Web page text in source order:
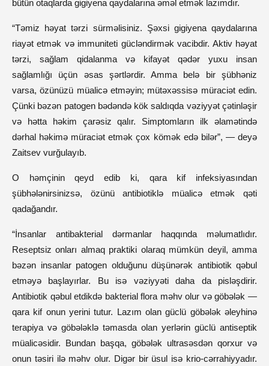
bütün otaqlarda gigiyena qaydalarına əməl etmək lazımdır.
“Təmiz həyat tərzi sürməlisiniz. Şəxsi gigiyena qaydalarına
riayət etmək və immuniteti gücləndirmək vacibdir. Aktiv həyat
tərzi, sağlam qidalanma və kifayət qədər yuxu insan
sağlamlığı üçün əsas şərtlərdir. Amma belə bir şübhəniz
varsa, özünüzü müalicə etməyin; mütəxəssisə müraciət edin.
Çünki bəzən patogen bədəndə kök saldıqda vəziyyət çətinləşir
və hətta həkim çarəsiz qalır. Simptomların ilk əlamətində
dərhal həkimə müraciət etmək çox kömək edə bilər”, — deyə
Zaitsev vurğulayıb.
O həmçinin qeyd edib ki, qara kif infeksiyasından
şübhələnirsinizsə, özünü antibiotiklə müalicə etmək qəti
qadağandır.
“İnsanlar antibakterial dərmanlar haqqında məlumatlıdır.
Reseptsiz onları almaq praktiki olaraq mümkün deyil, amma
bəzən insanlar patogen olduğunu düşünərək antibiotik qəbul
etməyə başlayırlar. Bu isə vəziyyəti daha da pisləşdirir.
Antibiotik qəbul etdikdə bakterial flora məhv olur və göbələk —
qara kif onun yerini tutur. Lazım olan güclü göbələk əleyhinə
terapiya və göbələklə təmasda olan yerlərin güclü antiseptik
müalicəsidir. Bundan başqa, göbələk ultrasəsdən qorxur və
onun təsiri ilə məhv olur. Digər bir üsul isə krio-cərrahiyyadır.